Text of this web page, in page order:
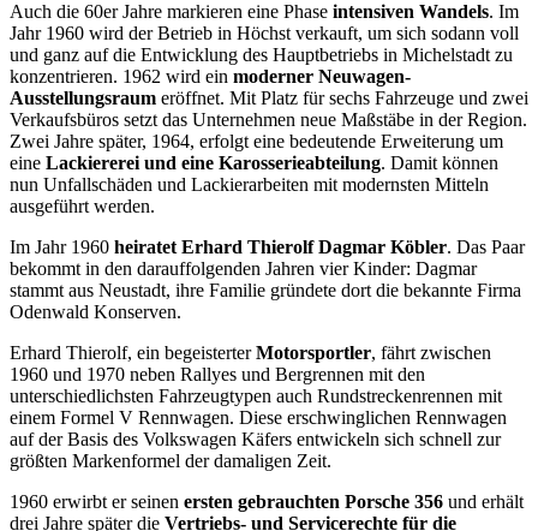
Auch die 60er Jahre markieren eine Phase intensiven Wandels. Im
Jahr 1960 wird der Betrieb in Höchst verkauft, um sich sodann voll
und ganz auf die Entwicklung des Hauptbetriebs in Michelstadt zu
konzentrieren. 1962 wird ein moderner Neuwagen-
Ausstellungsraum eröffnet. Mit Platz für sechs Fahrzeuge und zwei
Verkaufsbüros setzt das Unternehmen neue Maßstäbe in der Region.
Zwei Jahre später, 1964, erfolgt eine bedeutende Erweiterung um
eine Lackiererei und eine Karosserieabteilung. Damit können
nun Unfallschäden und Lackierarbeiten mit modernsten Mitteln
ausgeführt werden.
Im Jahr 1960 heiratet Erhard Thierolf Dagmar Köbler. Das Paar
bekommt in den darauffolgenden Jahren vier Kinder: Dagmar
stammt aus Neustadt, ihre Familie gründete dort die bekannte Firma
Odenwald Konserven.
Erhard Thierolf, ein begeisterterMotorsportler, fährt zwischen
1960 und 1970 neben Rallyes und Bergrennen mit den
unterschiedlichsten Fahrzeugtypen auch Rundstreckenrennen mit
einem Formel V Rennwagen. Diese erschwinglichen Rennwagen
auf der Basis des Volkswagen Käfers entwickeln sich schnell zur
größten Markenformel der damaligen Zeit.
1960 erwirbt er seinen ersten gebrauchten Porsche 356 und erhält
drei Jahre später die Vertriebs- und Servicerechte für die